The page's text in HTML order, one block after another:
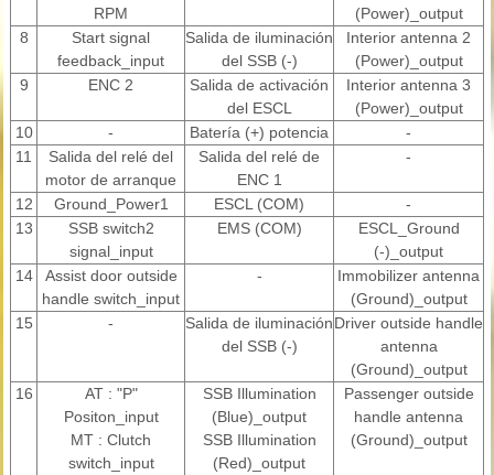
RPM
(Power)_output
8
Start signal
feedback_input
Salida de iluminación
del SSB (-)
Interior antenna 2
(Power)_output
9
ENC 2
Salida de activación
del ESCL
Interior antenna 3
(Power)_output
10
- Batería (+) potencia
-
11
Salida del relé del
motor de arranque
Salida del relé de
ENC 1
-
12 Ground_Power1 ESCL (COM)
-
13
SSB switch2
signal_input
EMS (COM)
ESCL_Ground
(-)_output
14
Assist door outside
handle switch_input
-
Immobilizer antenna
(Ground)_output
15
-
Salida de iluminación
del SSB (-)
Driver outside handle
antenna
(Ground)_output
16
AT : "P"
Positon_input
MT : Clutch
switch_input
SSB Illumination
(Blue)_output
SSB Illumination
(Red)_output
Passenger outside
handle antenna
(Ground)_output